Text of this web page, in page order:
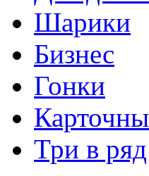
Шарики
Бизнес
Гонки
Три в ряд